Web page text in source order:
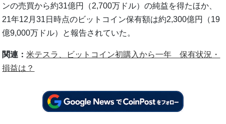
ンの売買から約31億円（2,700万ドル）の純益を得たほか、
21年12月31日時点のビットコイン保有額は約2,300億円（19
億9,000万ドル）と報告されていた。
関連：米テスラ、ビットコイン初購入から一年 保有状況・
損益は？